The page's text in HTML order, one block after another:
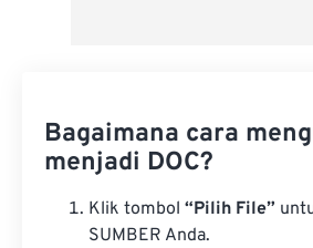
Bagaimana cara
menjadi DOC?
Klik tombol “Pilih File”
SUMBER Anda.